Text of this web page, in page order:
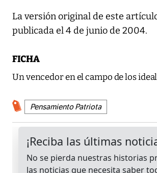
La versión original de este
publicada el 4 de junio de 2004.
FICHA
Un vencedor en el campo de los
Pensamiento Patriota